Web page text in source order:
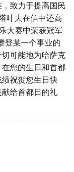
致力于提高国民
叶夫在信中还高
大赛中荣获冠军
登某一个事业的
可能地为哈萨克
您的生日和首都
祝贺您生日快
给首都日的礼